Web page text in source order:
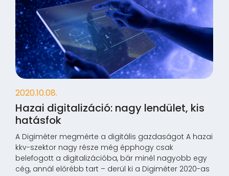
2020.10.08.
Hazai digitalizáció: nagy lendület, kis
hatásfok
A Digiméter megmérte a digitális gazdaságot A hazai
kkv-szektor nagy része még épphogy csak
belefogott a digitalizációba, bár minél nagyobb egy
cég, annál előrébb tart – derül ki a Digiméter 2020-as